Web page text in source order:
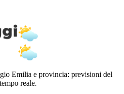
Emilia e provincia: previsioni del
reale.